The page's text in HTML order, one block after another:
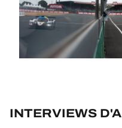
INTERVIEWS